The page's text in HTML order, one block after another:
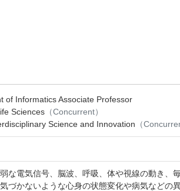
of Informatics Associate Professor
Sciences （Concurrent）
Science and Innovation （
な電気信号、脳波、呼吸、体や視線の動き、
づかないような心身の状態変化や病気などの